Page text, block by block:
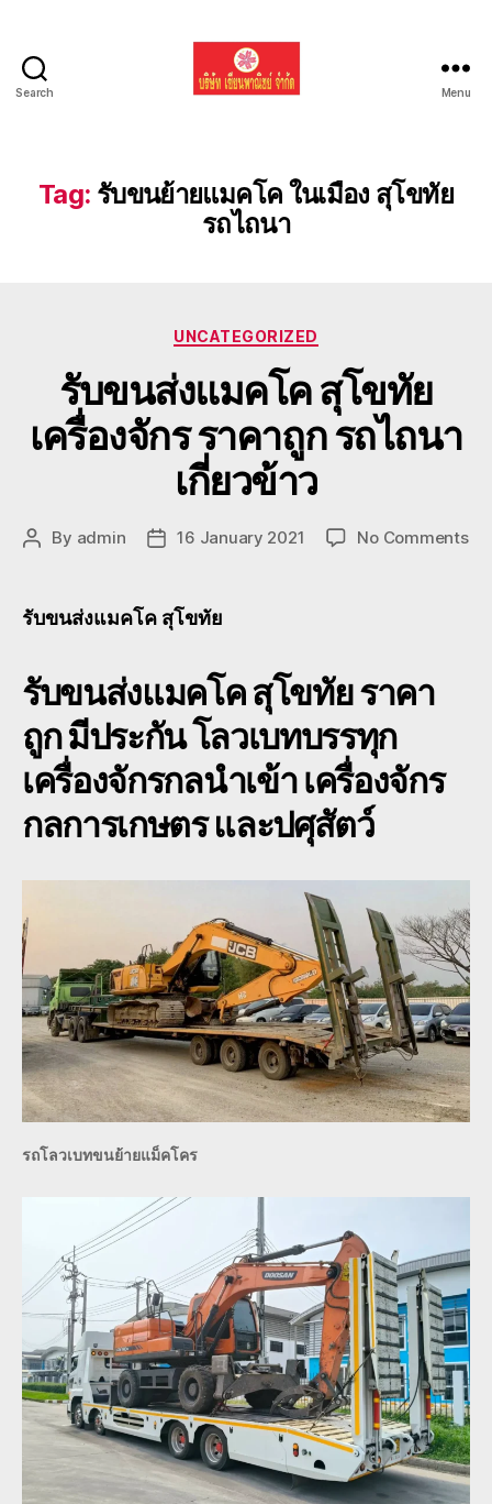
Search
รถ
แบค
โฮ
Menu
Tag: รับขนย้ายแมคโค ในเมือง สุโขทัย
รถไถนา
Categories
UNCATEGORIZED
รับขนส่งแมคโค สุโขทัย
เครื่องจักร ราคาถูก รถไถนา
เกี่ยวข้าว
Post
By admin
Post16 January 2021 No Commentson
รับขนส่งแมคโค สุโขทัย
รับขนส่งแมคโค สุโขทัยราคา
ถูก มีประกัน โลวเบทบรรทุก
เครื่องจักรกลนำเข้า เครื่องจักร
กลการเกษตร และปศุสัตว์
รถโลวเบทขนย้ายแม็คโคร